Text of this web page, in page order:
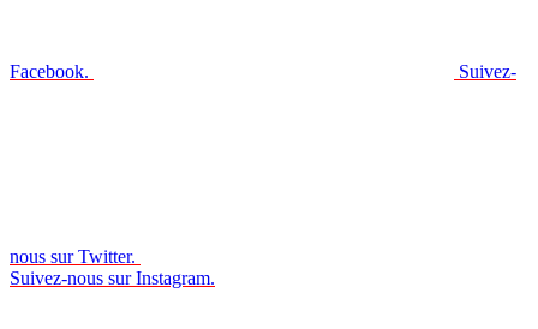
Facebook. Suivez-
nous sur Twitter.
Suivez-nous sur Instagram.